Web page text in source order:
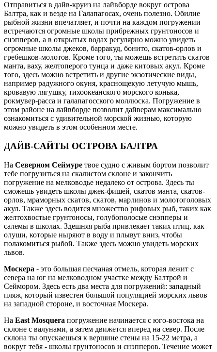
Отправиться в дайв-круиз на лайвборде вокруг острова
Балтра, как и везде на Галапагосах, очень полезно. Обилие
рыбной жизни впечатляет, и почти на каждом погружении
встречаются огромные школы прибрежных грунтоносов и
снэпперов, а в открытых водах регулярно можно увидеть
огромные школы джеков, барракуд, бонито, скатов-орлов и
гребешков-молотов. Кроме того, ты можешь встретить скатов
манта, ваху, желтоперого тунца и даже китовых акул. Кроме
того, здесь можно встретить и другие экзотические виды,
например радужного окуня, краснощекую летучую мышь,
кровавую лягушку, тихоокеанского морского конька,
рокмувер-расса и галапагосского моллюска. Погружение в
этом районе на лайвборде позволит дайверам максимально
ознакомиться с удивительной морской жизнью, которую
можно увидеть в этом особенном месте.
ДАЙВ-САЙТЫ ОСТРОВА БАЛТРА
На Северном Сеймуре твое судно с живым бортом позволит
тебе погрузиться на скалистом склоне и закончить
погружение на мелководье недалеко от острова. Здесь ты
сможешь увидеть школы джек-фишей, скатов манта, скатов-
орлов, мраморных скатов, скатов, марлинов и молотоголовых
акул. Также здесь водится множество рифовых рыб, таких как
желтохвостые грунтоносы, голубополосые снэпперы и
салемы в школах. Здешняя рыба привлекает таких птиц, как
олуши, которые ныряют в воду и плывут вниз, чтобы
полакомиться рыбой. Также здесь можно увидеть морских
львов.
Москера - это большая песчаная отмель, которая лежит с
севера на юг на мелководном участке между Балтрой и
Сеймором. Здесь есть два места для погружений: западный
пляж, который известен большой популяцией морских львов
на западной стороне, и восточная Москера.
На East Mosquera погружение начинается с юго-востока на
склоне с валунами, а затем движется вперед на север. После
склона ты опускаешься к вершине стены на 15-22 метра, а
вокруг тебя - школы грунтоносов и снэпперов. Течение может